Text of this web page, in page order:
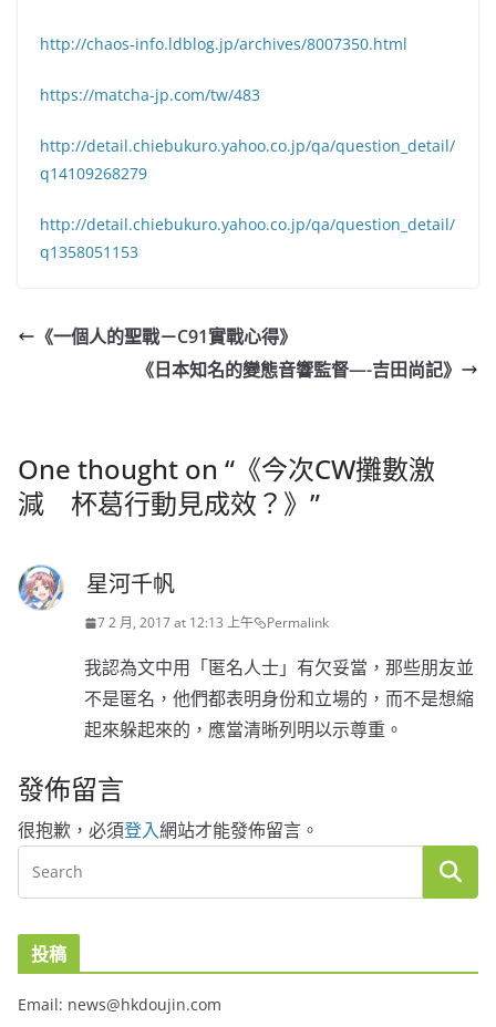
http://chaos-info.ldblog.jp/archives/8007350.html
https://matcha-jp.com/tw/483
http://detail.chiebukuro.yahoo.co.jp/qa/question_detail/
q14109268279
http://detail.chiebukuro.yahoo.co.jp/qa/question_detail/
q1358051153
《一個人的聖戰－C91實戰心得》
《日本知名的變態音響監督—-吉田尚記》
One thought on “ 《今次CW攤數激
減 杯葛行動見成效？》 ”
星河千帆
7 2 月, 2017 at 12:13 上午 Permalink
我認為文中用「匿名人士」有欠妥當，那些朋友並
不是匿名，他們都表明身份和立場的，而不是想縮
起來躲起來的，應當清晰列明以示尊重。
發佈留言
很抱歉，必須登入網站才能發佈留言。
投稿
Email: news@hkdoujin.com